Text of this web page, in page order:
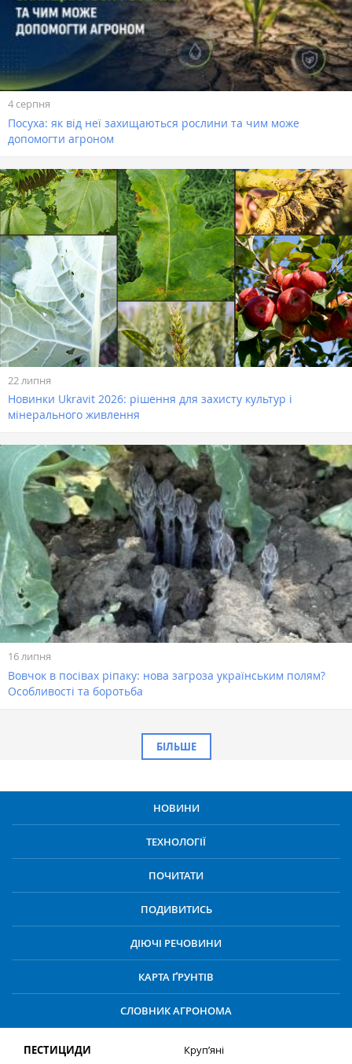
4 серпня
Посуха: як від неї захищаються рослини та чим може
допомогти агроном
22 липня
Новинки Ukravit 2026: рішення для захисту культур і
мінерального живлення
16 липня
Вовчок в посівах ріпаку: нова загроза українським полям?
Особливості та боротьба
БІЛЬШЕ
НОВИНИ
ТЕХНОЛОГІЇ
ПОЧИТАТИ
ПОДИВИТИСЬ
ДІЮЧІ РЕЧОВИНИ
КАРТА ҐРУНТІВ
СЛОВНИК АГРОНОМА
ПЕСТИЦИДИ
Круп’яні